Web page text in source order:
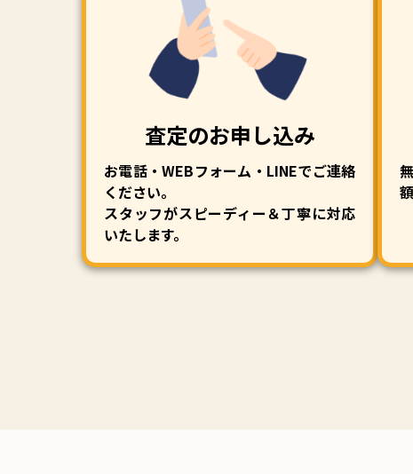
査定のお申し込み
お電話・WEBフォーム・LINEでご連絡
ください。
スタッフがスピーディー＆丁寧に対応
いたします。